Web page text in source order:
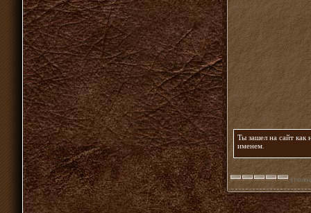
Ты зашел на сайт как
именем